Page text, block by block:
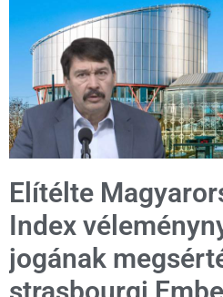
Elítélte
Index
jogának